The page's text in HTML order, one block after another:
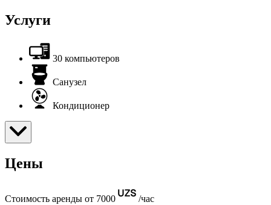
Услуги
30 компьютеров
Санузел
Кондиционер
Цены
Стоимость аренды от 7000 /час